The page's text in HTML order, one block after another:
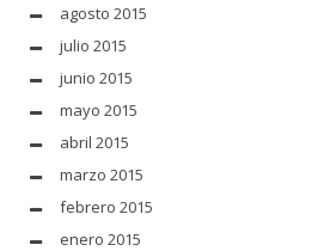
agosto 2015
julio 2015
junio 2015
mayo 2015
abril 2015
marzo 2015
febrero 2015
enero 2015